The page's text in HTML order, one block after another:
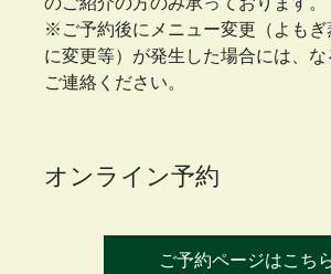
※ご予約後にメニュー変更（よもぎ
に変更等）が発生した場合には、
ご連絡ください。
オンライン予約
ご予約ページはこち